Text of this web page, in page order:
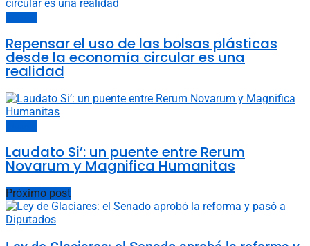
Repensar el uso de las bolsas plásticas
desde la economía circular es una
realidad
Laudato Si’: un puente entre Rerum
Novarum y Magnifica Humanitas
Próximo post